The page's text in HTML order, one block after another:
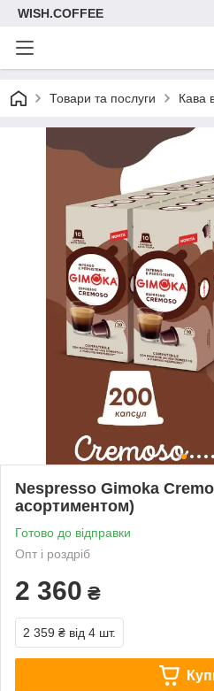
WISH.COFFEE
Товари та послуги Кава
Nespresso Gimoka
асортиментом)
Готово до відправки
Опт і роздріб
2 360 ₴
2 359 ₴ від 4 шт.